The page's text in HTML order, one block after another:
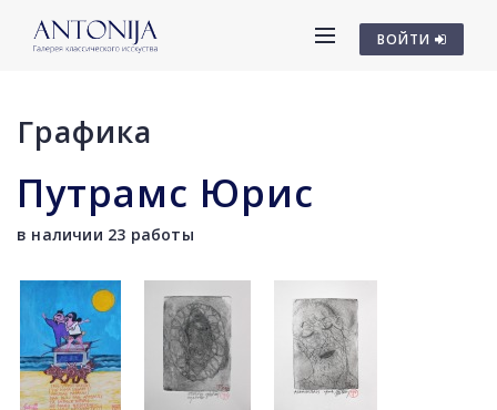
ВОЙТИ
Графика
Путрамс Юрис
в наличии 23 работы